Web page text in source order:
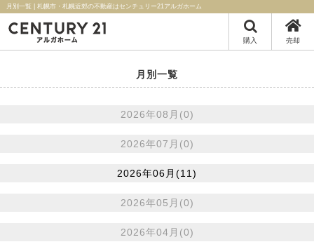
月別一覧 | 札幌市・札幌近郊の不動産はセンチュリー21アルガホーム
購入 売却
月別一覧
2026年08月(0)
2026年07月(0)
2026年06月(11)
2026年05月(0)
2026年04月(0)